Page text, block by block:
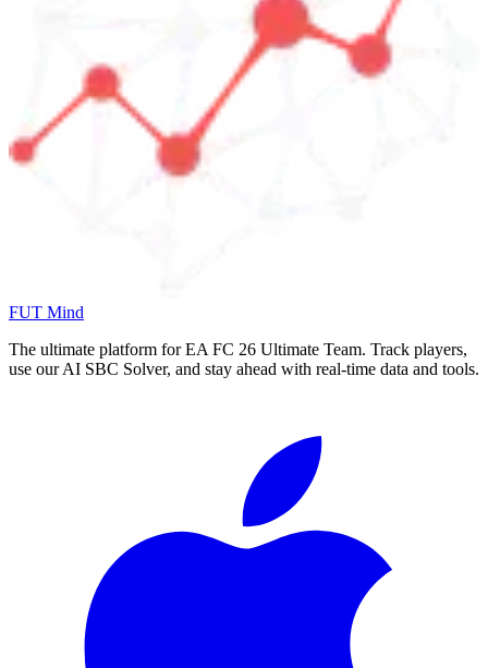
FUT Mind
The ultimate platform for EA FC 26 Ultimate Team. Track players,
use our AI SBC Solver, and stay ahead with real-time data and tools.